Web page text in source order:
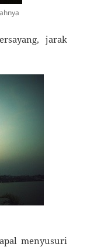
jarak
menyusuri